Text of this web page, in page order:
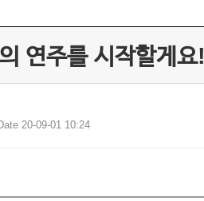
연주를 시작할게요!
20-09-01 10:24